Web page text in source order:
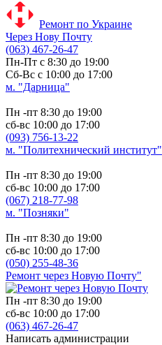
Ремонт по Украине
Через Нову Почту
(063) 467-26-47
Пн-Пт с 8:30 до 19:00
Сб-Вс с 10:00 до 17:00
м. "Дарница"
Пн -пт 8:30 до 19:00
сб-вс 10:00 до 17:00
(093) 756-13-22
м. "Политехнический институт"
Пн -пт 8:30 до 19:00
сб-вс 10:00 до 17:00
(067) 218-77-98
м. "Позняки"
Пн -пт 8:30 до 19:00
сб-вс 10:00 до 17:00
(050) 255-48-36
Ремонт через Новую Почту"
Пн -пт 8:30 до 19:00
сб-вс 10:00 до 17:00
(063) 467-26-47
Написать администрации